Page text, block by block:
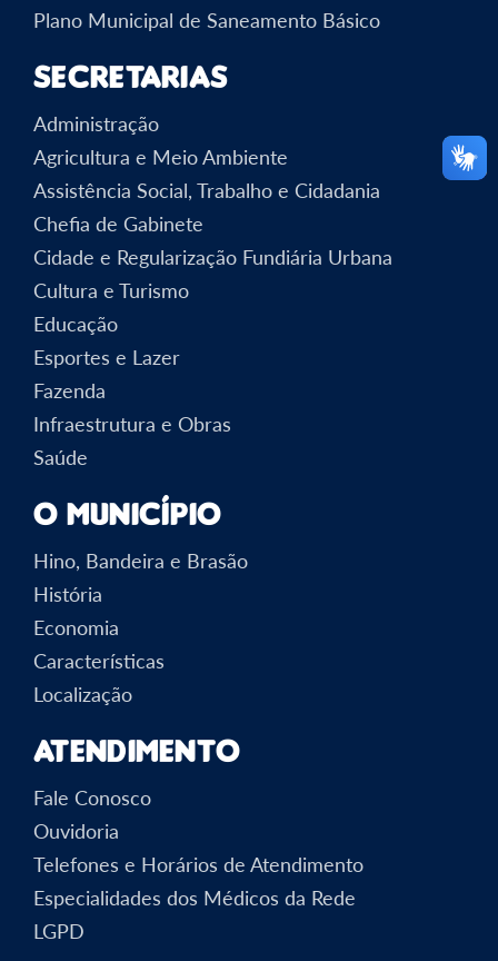
Plano Municipal de Saneamento Básico
Secretarias
Administração
Agricultura e Meio Ambiente
Assistência Social, Trabalho e Cidadania
Chefia de Gabinete
Cidade e Regularização Fundiária Urbana
Cultura e Turismo
Educação
Esportes e Lazer
Fazenda
Infraestrutura e Obras
Saúde
O Município
Hino, Bandeira e Brasão
História
Economia
Características
Localização
Atendimento
Fale Conosco
Ouvidoria
Telefones e Horários de Atendimento
Especialidades dos Médicos da Rede
LGPD